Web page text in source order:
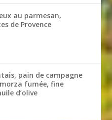
au parmesan,
de Provence
pain de campagne
fumée, fine
d’olive